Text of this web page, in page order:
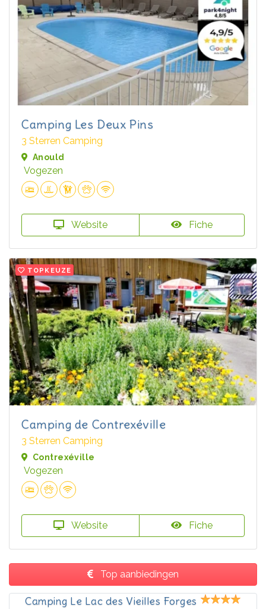
Camping Les Deux Pins
3 Sterren Camping
Anould
Vogezen
Website Fiche
TOPKEUZE
Camping de Contrexéville
3 Sterren Camping
Contrexéville
Vogezen
Website Fiche
Top aanbiedingen
Camping Le Lac des Vieilles Forges